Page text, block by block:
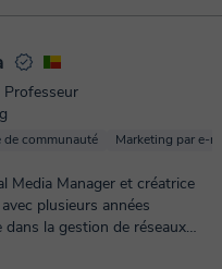
un e-mail pour
Professeur
de communauté Marketing par e-
Media Manager et créatrice
plusieurs années
dans la gestion de réseaux
entreprises, des ...